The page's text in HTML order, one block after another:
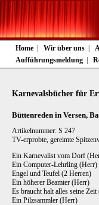
Navigation
überspringen
Home Wir über uns
Aufführungsmeldung
Karnevalsbücher für
Büttenreden in Versen,
Artikelnummer: S 247
TV-erprobte, gereimte
Ein Karnevalist vom Dorf
Ein Computer-Lehrling (Herr)
Engel und Teufel (2 Herren)
Ein höherer Beamter (Herr)
Es braucht halt alles seine
Ein Pilzsammler (Herr)